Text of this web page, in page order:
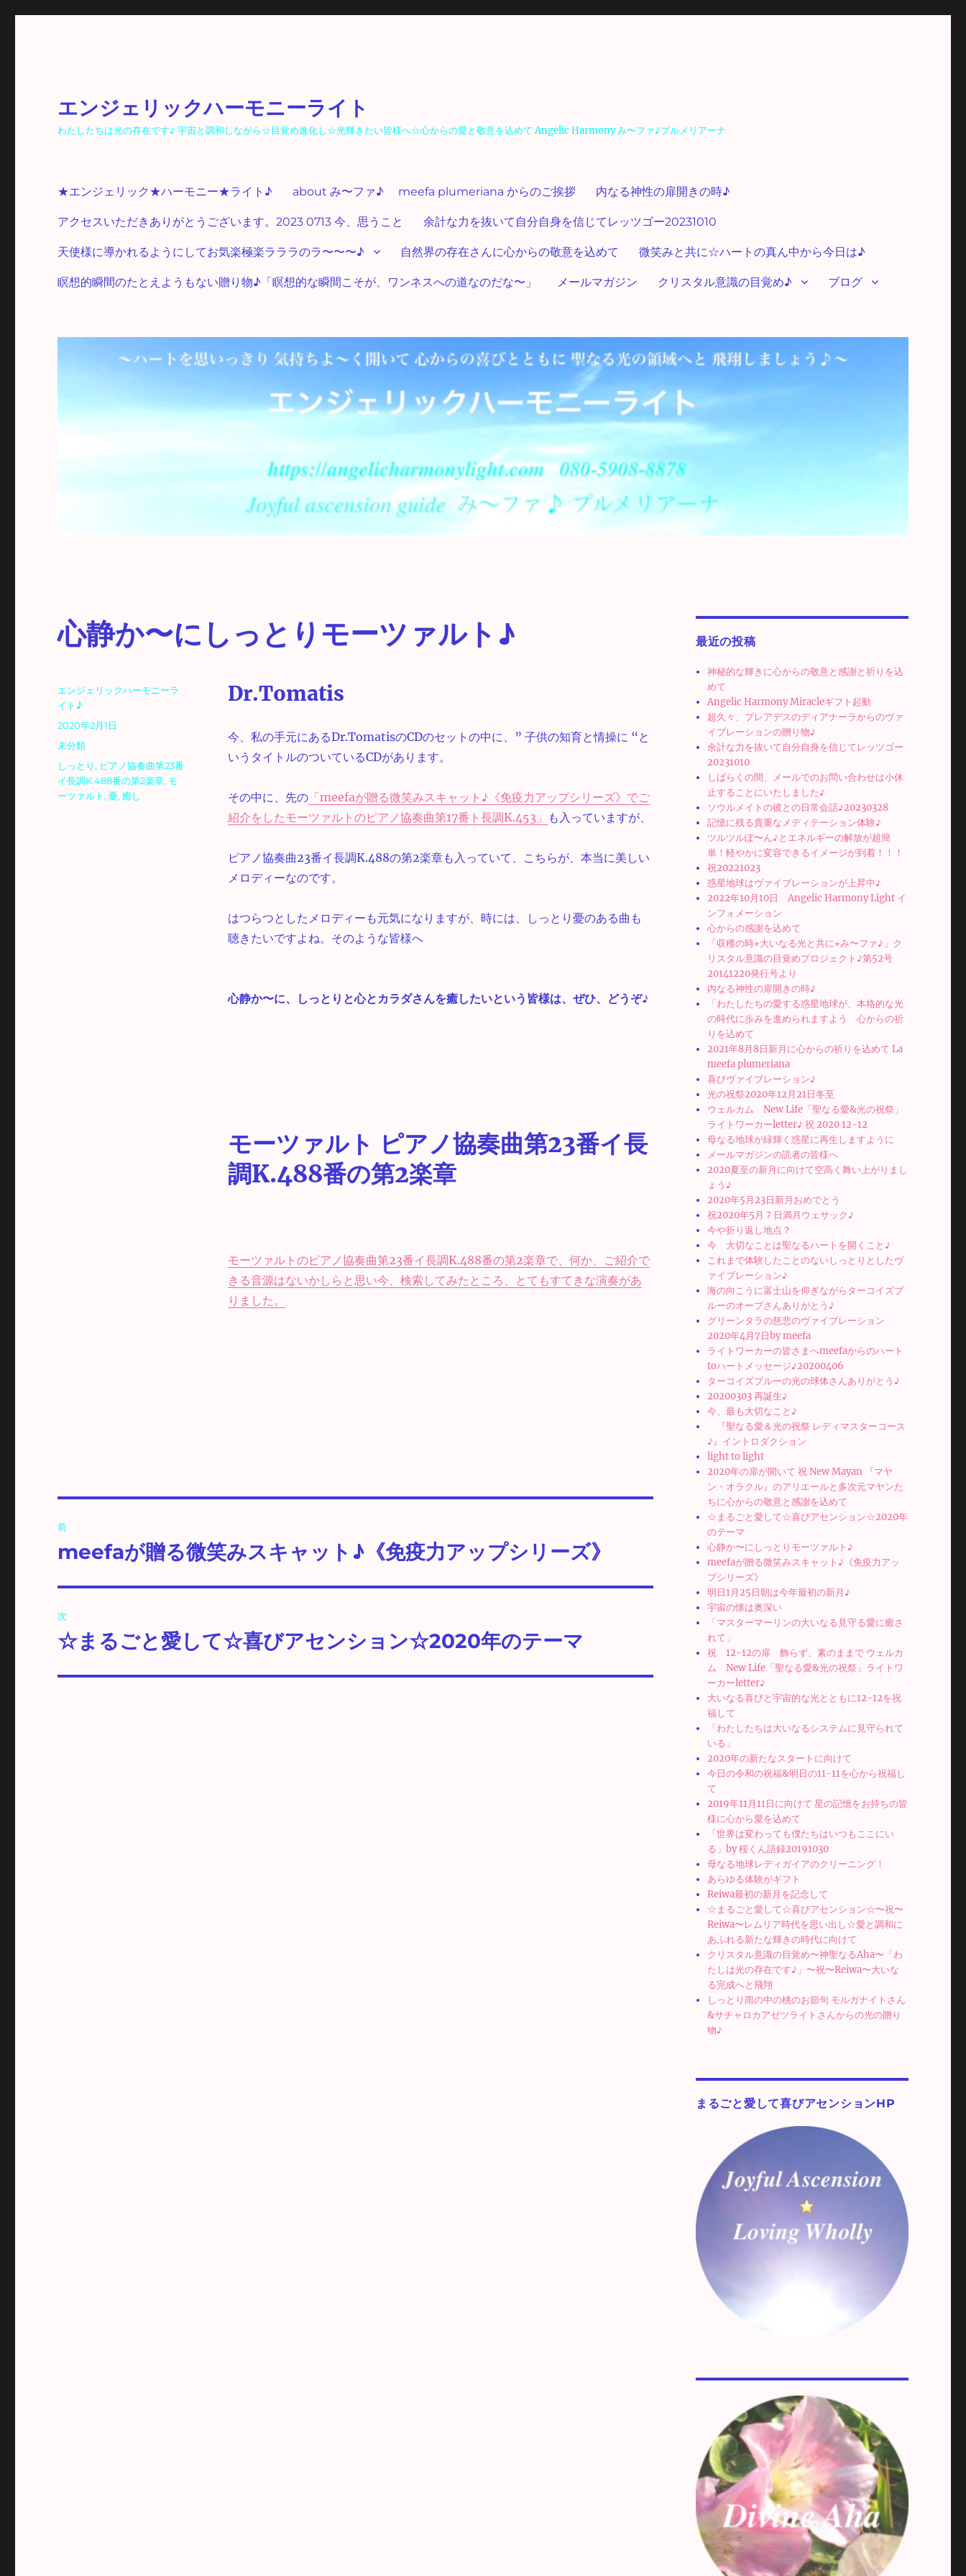
エンジェリックハーモニーライト
わたしたちは光の存在です♪ 宇宙と調和しながら☆目覚め進化し☆光輝きたい皆様へ☆心からの愛と敬意を込めて Angelic Harmony み〜ファ♪プルメリアーナ
★エンジェリック★ハーモニー★ライト♪ about み〜ファ♪ meefa plumeriana からのご挨拶 内なる神性の扉開きの時♪
アクセスいただきありがとうございます。2023 0713 今、思うこと 余計な力を抜いて自分自身を信じてレッツゴー20231010
天使様に導かれるようにしてお気楽極楽ラララのラ〜〜〜♪ 自然界の存在さんに心からの敬意を込めて 微笑みと共に☆ハートの真ん中から今日は♪
瞑想的瞬間のたとえようもない贈り物♪「瞑想的な瞬間こそが、ワンネスへの道なのだな〜」 メールマガジン クリスタル意識の目覚め♪ ブログ
心静か〜にしっとりモーツァルト♪
Dr.Tomatis
今、私の手元にあるDr.TomatisのCDのセットの中に、” 子供の知育と情操に “と
いうタイトルのついているCDがあります。
その中に、先の「meefaが贈る微笑みスキャット♪《免疫力アップシリーズ》でご
紹介をしたモーツァルトのピアノ協奏曲第17番ト長調K.453」 も入っていますが、
ピアノ協奏曲23番イ長調K.488の第2楽章も入っていて、こちらが、本当に美しい
メロディーなのです。
はつらつとしたメロディーも元気になりますが、時には、しっとり憂のある曲も
聴きたいですよね。そのような皆様へ
心静か〜に、しっとりと心とカラダさんを癒したいという皆様は、ぜひ、どうぞ♪
モーツァルト ピアノ協奏曲第23番イ長
調K.488番の第2楽章
モーツァルトのピアノ協奏曲第23番イ長調K.488番の第2楽章で、何か、ご紹介で
きる音源はないかしらと思い今、検索してみたところ、とてもすてきな演奏があ
りました。
投
稿
者
エンジェリックハーモニーラ
イト♪
投
稿
2020年2月1日
カ
テ
ゴ
未分類
タ
グ
しっとり , ピアノ協奏曲第23番
イ長調K.488番の第2楽章, モ
ーツァルト ,憂,癒し
稿
ゲ
前
前
投
稿:
meefaが贈る微笑みスキャット♪《免疫力アップシリーズ》
次
次
投
☆まるごと愛して☆喜びアセンション☆2020年のテーマ
最近の投稿
神秘的な輝きに心からの敬意と感謝と祈りを込
めて
Angelic Harmony Miracleギフト起動
超久々、プレアデスのディアナーラからのヴァ
イブレーションの贈り物♪
余計な力を抜いて自分自身を信じてレッツゴー
20231010
しばらくの間、メールでのお問い合わせは小休
止することにいたしました♪
ソウルメイトの彼との日常会話♪20230328
記憶に残る貴重なメディテーション体験♪
ツルツルぽ〜ん♪とエネルギーの解放が超簡
単！軽やかに変容できるイメージが到着！！！
祝20221023
惑星地球はヴァイブレーションが上昇中♪
2022年10月10日 Angelic Harmony Light イ
ンフォメーション
心からの感謝を込めて
「収穫の時⭐︎大いなる光と共に⭐︎み〜ファ♪」ク
リスタル意識の目覚めプロジェクト♪第52号
20141220発行号より
内なる神性の扉開きの時♪
「わたしたちの愛する惑星地球が、本格的な光
の時代に歩みを進められますよう 心からの祈
りを込めて
2021年8月8日新月に心からの祈りを込めて La
meefa plumeriana
喜びヴァイブレーション♪
光の祝祭2020年12月21日冬至
ウェルカム New Life「聖なる愛&光の祝祭」
ライトワーカーletter♪ 祝 2020 12-12
母なる地球が緑輝く惑星に再生しますように
メールマガジンの読者の皆様へ
2020夏至の新月に向けて空高く舞い上がりまし
ょう♪
2020年5月23日新月おめでとう
祝2020年5月７日満月ウェサック♪
今や折り返し地点？
今 大切なことは聖なるハートを開くこと♪
これまで体験したことのないしっとりとしたヴ
ァイブレーション♪
海の向こうに富士山を仰ぎながらターコイズブ
ルーのオーブさんありがとう♪
グリーンタラの慈悲のヴァイブレーション
2020年4月7日by meefa
ライトワーカーの皆さまへmeefaからのハート
toハートメッセージ♪20200406
ターコイズブルーの光の球体さんありがとう♪
20200303 再誕生♪
今、最も大切なこと♪
『聖なる愛＆光の祝祭 レディマスターコース
♪』イントロダクション
light to light
2020年の扉が開いて 祝 New Mayan 『マヤ
ン・オラクル』のアリエールと多次元マヤンた
ちに心からの敬意と感謝を込めて
☆まるごと愛して☆喜びアセンション☆2020年
のテーマ
心静か〜にしっとりモーツァルト♪
meefaが贈る微笑みスキャット♪《免疫力アッ
プシリーズ》
明日1月25日朝は今年最初の新月♪
宇宙の懐は奥深い
「マスターマーリンの大いなる見守る愛に癒さ
れて」
祝 12-12の扉 飾らず、素のままで ウェルカ
ム New Life「聖なる愛&光の祝祭」ライトワ
ーカーletter♪
大いなる喜びと宇宙的な光とともに12-12を祝
福して
「わたしたちは大いなるシステムに見守られて
いる」
2020年の新たなスタートに向けて
今日の令和の祝福&明日の11-11を心から祝福し
て
2019年11月11日に向けて 星の記憶をお持ちの皆
様に心から愛を込めて
「世界は変わっても僕たちはいつもここにい
る」by 桜くん語録20191030
母なる地球レディガイアのクリーニング！
あらゆる体験がギフト
Reiwa最初の新月を記念して
☆まるごと愛して☆喜びアセンション☆〜祝〜
Reiwa〜レムリア時代を思い出し☆愛と調和に
あふれる新たな輝きの時代に向けて
クリスタル意識の目覚め〜神聖なるAha〜「わ
たしは光の存在です♪」〜祝〜Reiwa〜大いな
る完成へと飛翔
しっとり雨の中の桃のお節句 モルガナイトさん
&サチャロカアゼツライトさんからの光の贈り
物♪
まるごと愛して喜びアセンションHP